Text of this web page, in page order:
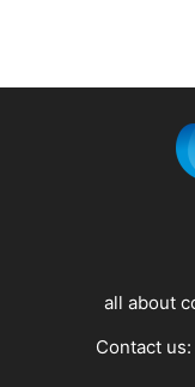
all about
Contact us: